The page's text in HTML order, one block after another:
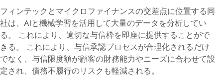
フィンテックとマイクロファイナンスの交差点に位置する同
社は、AIと機械学習を活用して大量のデータを分析してい
る。 これにより、適切な与信枠を即座に提供することがで
きる。 これにより、与信承認プロセスが合理化されるだけ
でなく、与信限度額が顧客の財務能力やニーズに合わせて設
定され、債務不履行のリスクも軽減される。